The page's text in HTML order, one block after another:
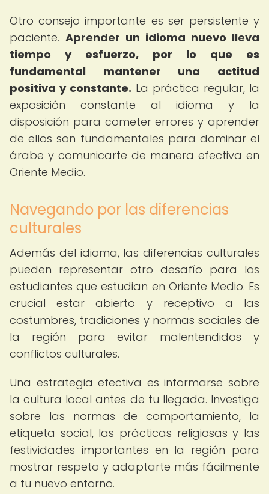
Otro consejo importante es ser persistente y
paciente. Aprender un idioma nuevo lleva
tiempo y esfuerzo, por lo que es
fundamental mantener una actitud
positiva y constante. La práctica regular, la
exposición constante al idioma y la
disposición para cometer errores y aprender
de ellos son fundamentales para dominar el
árabe y comunicarte de manera efectiva en
Oriente Medio.
Navegando por las diferencias
culturales
Además del idioma, las diferencias culturales
pueden representar otro desafío para los
estudiantes que estudian en Oriente Medio. Es
crucial estar abierto y receptivo a las
costumbres, tradiciones y normas sociales de
la región para evitar malentendidos y
conflictos culturales.
Una estrategia efectiva es informarse sobre
la cultura local antes de tu llegada. Investiga
sobre las normas de comportamiento, la
etiqueta social, las prácticas religiosas y las
festividades importantes en la región para
mostrar respeto y adaptarte más fácilmente
a tu nuevo entorno.